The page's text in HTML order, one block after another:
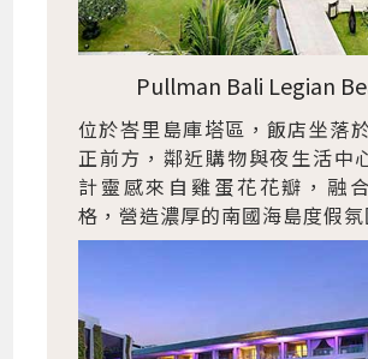
Pullman Bali Legian
位於峇里島庫塔區，飯店坐落
正前方，鄰近購物與夜生活中
計靈感來自雞蛋花花瓣，融
格，營造濃厚的南國海島度假氛